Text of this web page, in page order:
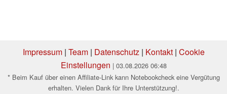
Impressum| Team| Datenschutz| Kontakt| Cookie
Einstellungen | 03.08.2026 06:48
* Beim Kauf über einen Affiliate-Link kann Notebookcheck eine Vergütung
erhalten. Vielen Dank für Ihre Unterstützung!.